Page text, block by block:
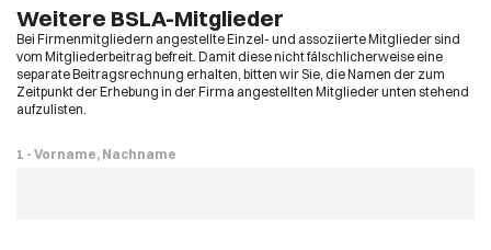
Bei Firmenmitgliedern angestellte Einzel- und assoziierte Mitglieder sind
vom Mitgliederbeitrag befreit. Damit diese nicht fälschlicherweise eine
separate Beitragsrechnung erhalten, bitten wir Sie, die Namen der zum
Zeitpunkt der Erhebung in der Firma angestellten Mitglieder unten stehend
aufzulisten.
Weitere BSLA-Mitglieder
1 - Vorname, Nachname